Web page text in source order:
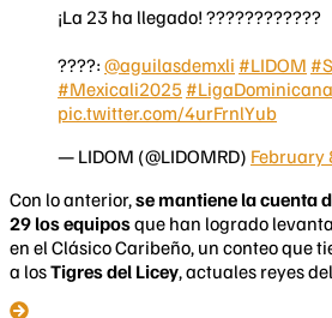
¡La 23 ha llegado! ????????????
????: @aguilasdemxli #LIDOM
#Mexicali2025 #LigaDominicana
pic.twitter.com/4urFrnlYub
— LIDOM (@LIDOMRD) February
Con lo anterior,se mantiene la cuenta
29 los equiposque han logrado
en el Clásico Caribeño, un conteo que
a losTigres del Licey, actuales reyes